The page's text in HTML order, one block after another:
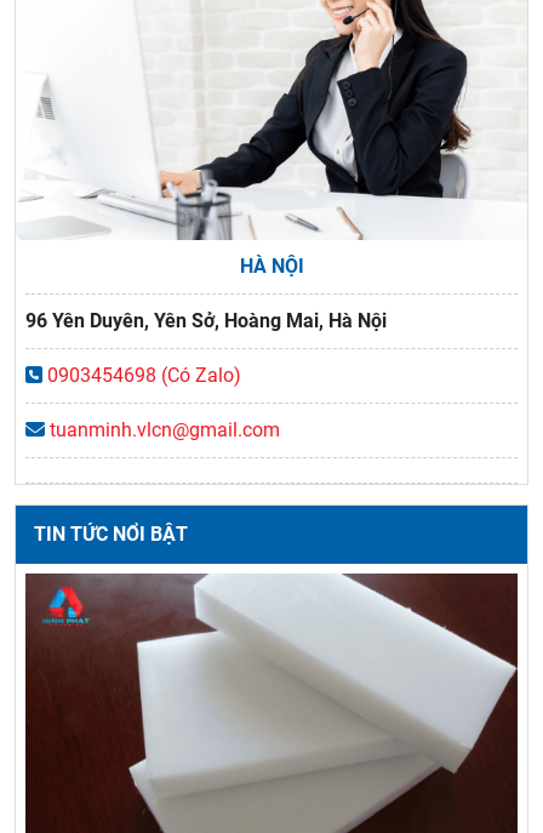
HÀ NỘI
96 Yên Duyên, Yên Sở, Hoàng Mai, Hà Nội
0903454698 (Có Zalo)
tuanminh.vlcn@gmail.com
TIN TỨC NỔI BẬT